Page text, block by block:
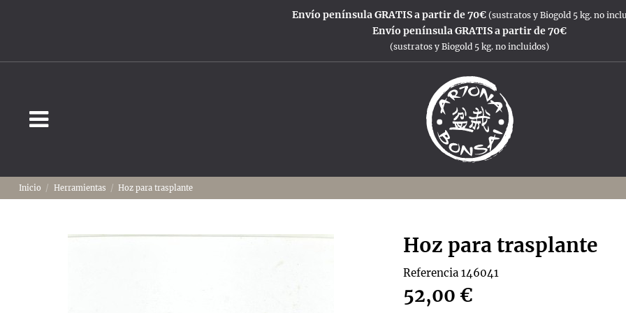
Envío península GRATIS a partir de 70€ (sustratos y Biogold 5 kg. no
Envío península GRATIS a partir de 70€
(sustratos y Biogold 5 kg. no incluidos)
Inicio Herramientas Hoz para trasplante
Hoz para trasplante
Referencia 146041
52,00 €